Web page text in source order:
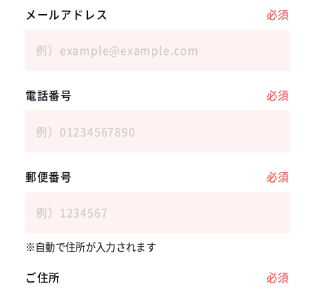
メールアドレス 必須
電話番号 必須
郵便番号 必須
自動で住所が入力されます
ご住所 必須